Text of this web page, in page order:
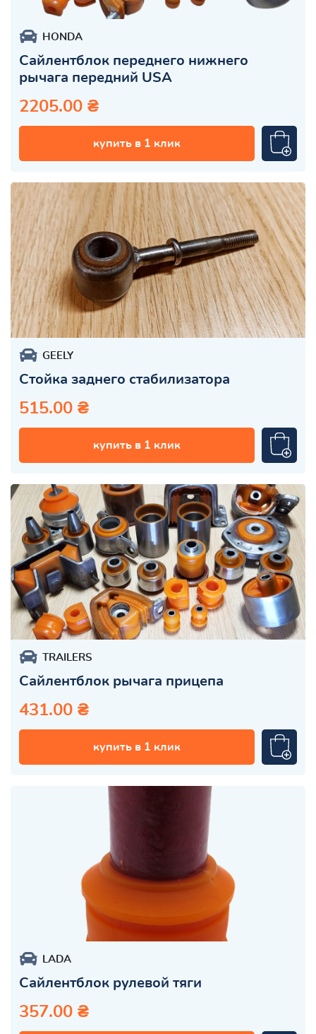
HONDA
Сайлентблок переднего нижнего
рычага передний USA
2205.00 ₴
купить в 1 клик
GEELY
Стойка заднего стабилизатора
515.00 ₴
купить в 1 клик
TRAILERS
Сайлентблок рычага прицепа
431.00 ₴
купить в 1 клик
LADA
Сайлентблок рулевой тяги
357.00 ₴